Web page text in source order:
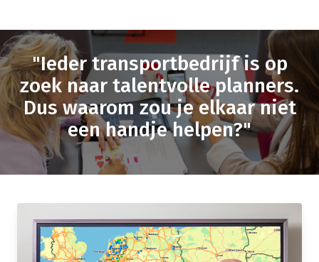
"Ieder transportbedrijf is op
zoek naar talentvolle planners.
Dus waarom zou je elkaar niet
een handje helpen?"